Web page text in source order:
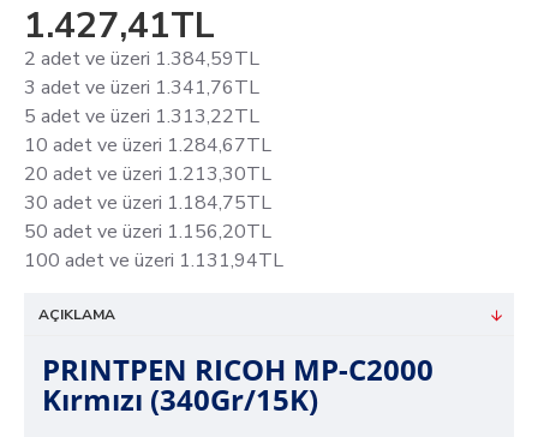
1.427,41TL
2 adet ve üzeri 1.384,59TL
3 adet ve üzeri 1.341,76TL
5 adet ve üzeri 1.313,22TL
10 adet ve üzeri 1.284,67TL
20 adet ve üzeri 1.213,30TL
30 adet ve üzeri 1.184,75TL
50 adet ve üzeri 1.156,20TL
100 adet ve üzeri 1.131,94TL
AÇIKLAMA
PRINTPEN RICOH MP-C2000
Kırmızı (340Gr/15K)